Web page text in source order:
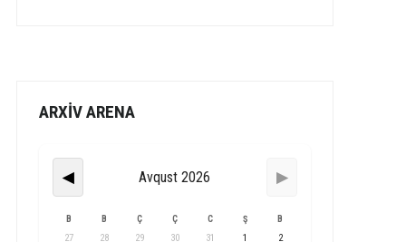
ARXİV ARENA
◀ Avqust 2026 ▶
B B Ç Ç C Ş B
27 28 29 30 31 1
2